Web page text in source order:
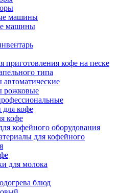
машины
машины
приготовления кофе на песке
типа
рожковые
для кофе
кофе
кофейного оборудования
для кофейного
для молока
блюд